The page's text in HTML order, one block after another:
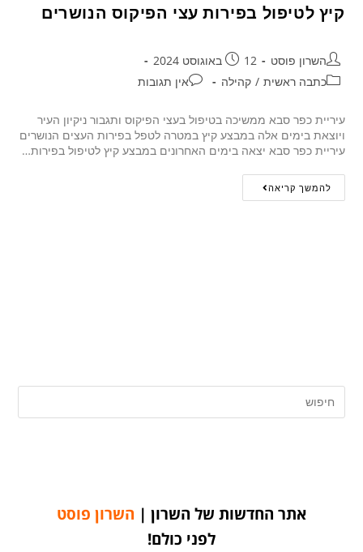
קיץ לטיפול בפירות עצי הפיקוס הנושרים
השרון פוסט
12 באוגוסט 2024
כתבה ראשית / קהילה אין תגובות
עיריית כפר סבא ממשיכה בטיפול בעצי הפיקוס ותגבור ניקיון העיר
ויוצאת בימים אלה במבצע קיץ במטרה לטפל בפירות העצים הנושרים
עיריית כפר סבא יצאה בימים האחרונים במבצע קיץ לטיפול בפירות…
להמשך קריאה
אתר החדשות של השרון | השרון פוסט
לפני כולם!